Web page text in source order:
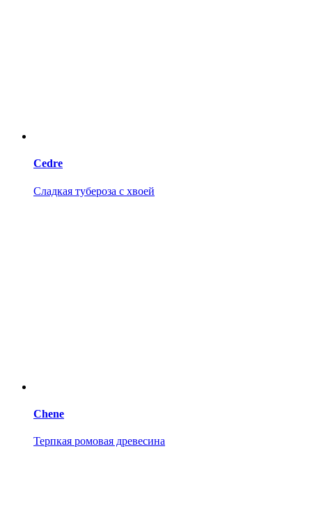
Cedre
Сладкая тубероза с хвоей
Chene
Терпкая ромовая древесина